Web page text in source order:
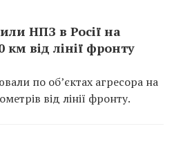
НПЗ в Росії на
км від лінії фронту
по об’єктах агресора на
від лінії фронту.